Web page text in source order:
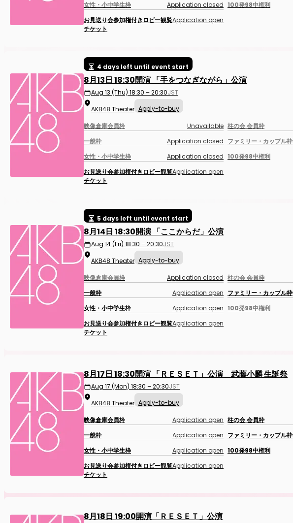
女性・小中学生枠
Application closed 100発98中権利
お見送り会参加権付きロビー観覧
チケット
Application open
4 days left until event start
8月13日 18:30開演 「手をつなぎながら」公演
Aug 13 (Thu) 18:30 – 20:30JST
AKB48 Theater Apply-to-buy
映像倉庫会員枠 Unavailable 柱の会 会員枠
一般枠
Application closed ファミリー・カップル枠
女性・小中学生枠
Application closed 100発98中権利
お見送り会参加権付きロビー観覧
チケット
Application open
5 days left until event start
8月14日 18:30開演 「ここからだ」公演
Aug 14 (Fri) 18:30 – 20:30JST
AKB48 Theater Apply-to-buy
映像倉庫会員枠 Application closed 柱の会 会員枠
一般枠
Application open ファミリー・カップル枠
女性・小中学生枠
Application open 100発98中権利
お見送り会参加権付きロビー観覧
チケット
Application open
8月17日 18:30開演 「ＲＥＳＥＴ」公演 武藤小麟 生誕祭
Aug 17 (Mon) 18:30 – 20:30JST
AKB48 Theater Apply-to-buy
映像倉庫会員枠 Application open 柱の会 会員枠
一般枠
Application open ファミリー・カップル枠
女性・小中学生枠
Application open 100発98中権利
お見送り会参加権付きロビー観覧
チケット
Application open
8月18日 19:00開演「ＲＥＳＥＴ」公演